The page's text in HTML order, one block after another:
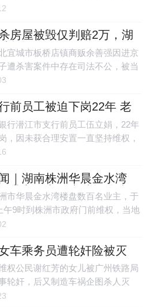
议公司通过降薪、调岗等方式逼迫
过程，并公开质问公司管理层。
房屋被毁仅判赔2万，湖
权难
宜城市板桥店镇商贩余善强因进京
遭杀害案件中存在司法不公，被当
和公安机关截返。过程中，他遭暴
店镇一处偏远地方。
前员工被迫下岗22年 老
行潜江市支行前员工伍立娟，22年
，因未获合理安置一直坚持维权，
视为所谓的重点人物，长期受限不
就是希望解决老有所养、病有所医
｜湖南株洲华晨金水湾
业主到市政府维权爆冲
抓，华晨地产宣告破产
市华晨金水湾楼盘数百名业主，于
午9时到株洲市政府门前维权，当地
警力现场驱散爆冲突，至少有3人被
车乘务员遭轮奸险被灭
立案 母伸冤脱光衣服被
权公民谢红芳的女儿被广州铁路局
轮奸，后又制造车祸企图杀人灭
今八年警方不立案。今年6月初，